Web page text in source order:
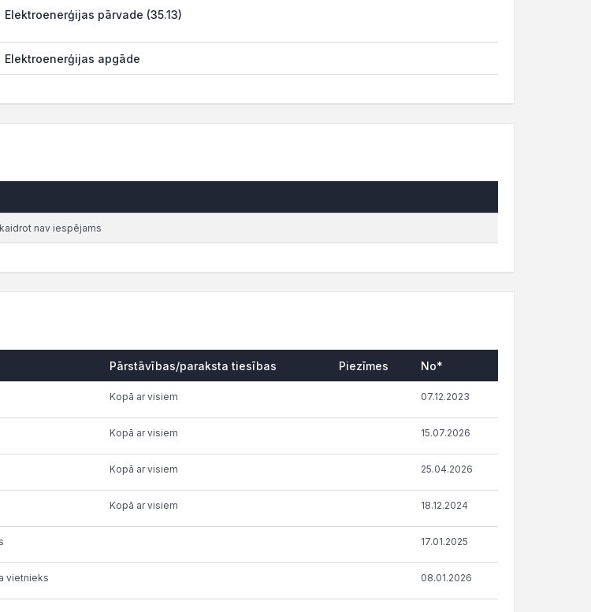
Elektroenerģijas pārvade (35.13)
Elektroenerģijas apgāde
nav iespējams
Pārstāvības/paraksta tiesības Piezīmes No*
Kopā ar visiem 07.12.2023
Kopā ar visiem 15.07.2026
Kopā ar visiem 25.04.2026
Kopā ar visiem 18.12.2024
17.01.2025
vietnieks 08.01.2026